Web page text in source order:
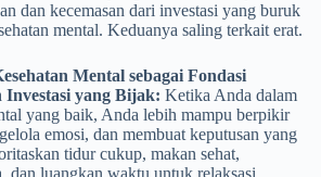
dan kecemasan dari investasi yang buruk
mental. Keduanya saling terkait erat.
Mental sebagai Fondasi
Investasi yang Bijak: Ketika Anda dalam
yang baik, Anda lebih mampu berpikir
emosi, dan membuat keputusan yang
tidur cukup, makan sehat,
dan luangkan waktu untuk relaksasi.